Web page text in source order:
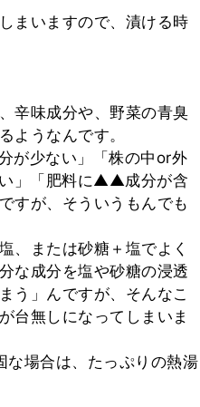
まいますので、漬ける時
辛味成分や、野菜の青臭
ようなんです。
が少ない」「株の中or外
」「肥料に▲▲成分が含
すが、そういうもんでも
、または砂糖＋塩でよく
な成分を塩や砂糖の浸透
う」んですが、そんなこ
台無しになってしまいま
な場合は、たっぷりの熱湯